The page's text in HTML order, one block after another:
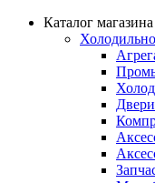
Каталог магазина